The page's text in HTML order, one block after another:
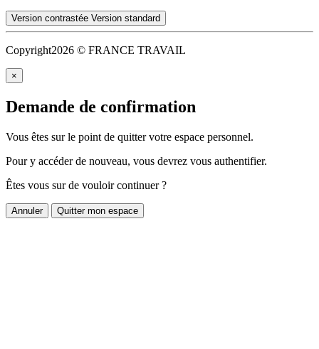
Version contrastée Version standard
Copyright2026 © FRANCE TRAVAIL
×
Demande de confirmation
Vous êtes sur le point de quitter votre espace personnel.
Pour y accéder de nouveau, vous devrez vous authentifier.
Êtes vous sur de vouloir continuer ?
Annuler Quitter mon espace